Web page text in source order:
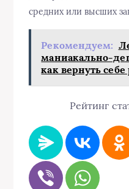
средних или высших
Рекомендуем:
маниакально-
как вернуть
Рейтинг